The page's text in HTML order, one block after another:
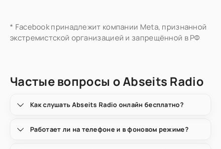
* Facebook принадлежит компании Meta, признанной
экстремистской организацией и запрещённой в РФ
Частые вопросы о Abseits Radio
Как слушать Abseits Radio онлайн бесплатно?
Работает ли на телефоне и в фоновом режиме?